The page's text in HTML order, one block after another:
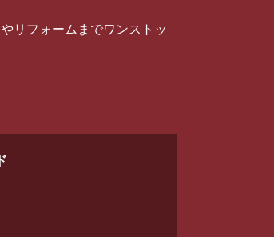
リフォームまでワンストッ